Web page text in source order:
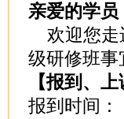
亲爱的学员
欢迎您走
级研修班事
【报到、上
报到时间：